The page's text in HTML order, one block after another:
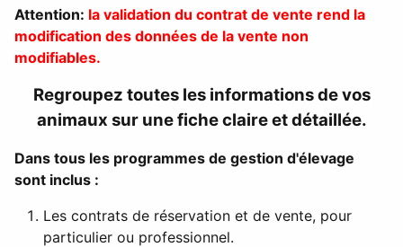
Attention: la validation du contrat de vente rend la
modification des données de la vente non
modifiables.
Regroupez toutes les informations de vos
animaux sur une fiche claire et détaillée.
Dans tous les programmes de gestion d'élevage
sont inclus :
Les contrats de réservation et de vente, pour
particulier ou professionnel.